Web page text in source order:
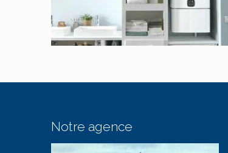
Notre agence